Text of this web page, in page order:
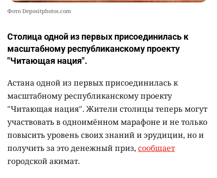
Фото Depositphotos.com
Столица одной из первых присоединилась к
масштабному республиканскому проекту
"Читающая нация".
Астана одной из первых присоединилась к
масштабному республиканскому проекту
"Читающая нация". Жители столицы теперь могут
участвовать в одноимённом марафоне и не только
повысить уровень своих знаний и эрудиции, но и
получить за это денежный приз, сообщает
городской акимат.